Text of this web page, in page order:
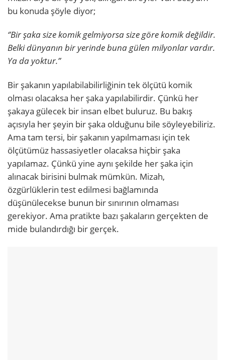
bu konuda şöyle diyor;
‘’Bir şaka size komik gelmiyorsa size göre komik değildir.
Belki dünyanın bir yerinde buna gülen milyonlar vardır.
Ya da yoktur.’’
Bir şakanın yapılabilabilirliğinin tek ölçütü komik
olması olacaksa her şaka yapılabilirdir. Çünkü her
şakaya gülecek bir insan elbet buluruz. Bu bakış
açısıyla her şeyin bir şaka olduğunu bile söyleyebiliriz.
Ama tam tersi, bir şakanın yapılmaması için tek
ölçütümüz hassasiyetler olacaksa hiçbir şaka
yapılamaz. Çünkü yine aynı şekilde her şaka için
alınacak birisini bulmak mümkün. Mizah,
özgürlüklerin test edilmesi bağlamında
düşünülecekse bunun bir sınırının olmaması
gerekiyor. Ama pratikte bazı şakaların gerçekten de
mide bulandırdığı bir gerçek.